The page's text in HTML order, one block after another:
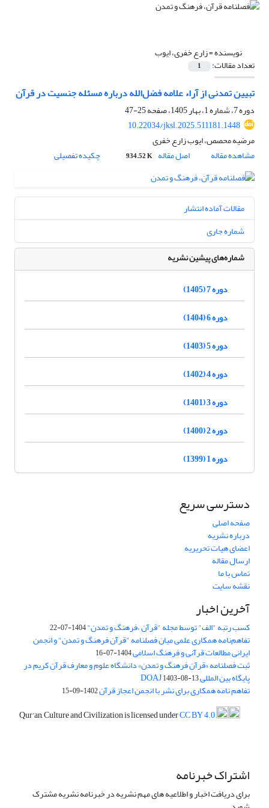
نویسنده =زارع خفری، ایوب
تعداد مقالات: 1
تبیین تمدنی از آراء علامه فضل‌الله درباره مسئله جنسیت در قرآن
دوره 7، شماره 1، بهار 1405، صفحه
25-47
10.22034/jksl.2025.511181.1448
مرضیه محصص، ایوب زارع خفری
مشاهده مقاله
اصل مقاله 934.52 K چکیده تفصیلی
مقالات آماده انتشار
شماره جاری
شماره‌های پیشین نشریه
دوره 7 (1405)
دوره 6 (1404)
دوره 5 (1403)
دوره 4 (1402)
دوره 3 (1401)
دوره 2 (1400)
دوره 1 (1399)
دسترسی سریع
صفحه اصلی
درباره نشریه
اعضای هیات تحریریه
ارسال مقاله
تماس با ما
نقشه سایت
آخرین اخبار
کسب رتبه "الف" توسط مجله "قرآن ،فرهنگ و تمدن"1404-07-22
تفاهم‌نامه همکاری علمی میان فصلنامه "قرآن فرهنگ و تمدن" و انجمن
ایرانی مطالعات قرآنی و فرهنگ اسلامی1404-07-16
ثبت فصلنامه «قرآن فرهنگ و تمدن» دانشگاه علوم و معارف قرآن کریم در
پایگاه بین المللی DOAJ1403-08-13
تفاهم نامه همکاری برای نشر با انجمن اعجاز قرآن1402-09-15
Qur'an, Culture and Civilization is licensed underCC BY 4.0
اشتراک خبرنامه
برای دریافت اخبار و اطلاعیه های مهم نشریه در خبرنامه نشریه مشترک